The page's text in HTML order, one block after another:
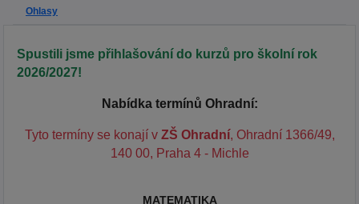
Ohlasy
Spustili jsme přihlašování do kurzů pro školní rok
2026/2027!
Nabídka termínů Ohradní:
Tyto termíny se konají v ZŠ Ohradní, Ohradní 1366/49,
140 00, Praha 4 - Michle
MATEMATIKA